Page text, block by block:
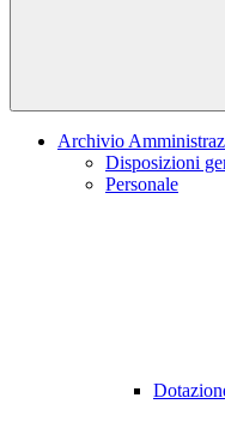
Archivio
Disposizioni
Personale